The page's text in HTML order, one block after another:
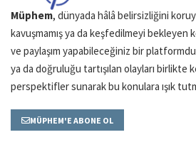
Müphem, dünyada hâlâ belirsizliğini
kavuşmamış ya da keşfedilmeyi bekleyen
ve paylaşım yapabileceğiniz bir
ya da doğruluğu tartışılan olayları birlikte
perspektifler sunarak bu konulara ışık
MÜPHEM'E ABONE OL